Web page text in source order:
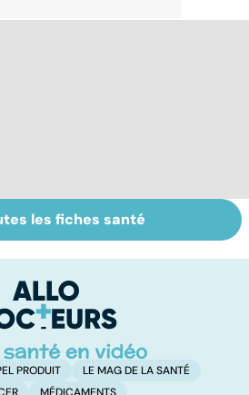
Faire du sport à
domicile, c'est
les fiches santé
PRODUIT
LE MAG DE LA SANTÉ